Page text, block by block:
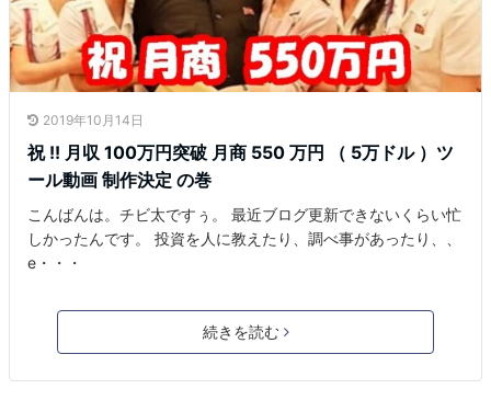
2019年10月14日
祝 !! 月収 100万円突破 月商 550 万円 （ 5万ドル ）ツ
ール動画 制作決定 の巻
こんばんは。チビ太ですぅ。 最近ブログ更新できないくらい忙
しかったんです。 投資を人に教えたり、調べ事があったり、、
e・・・
続きを読む